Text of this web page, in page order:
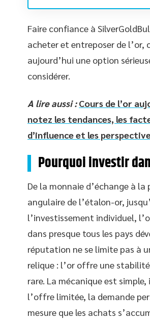
Faire confiance à
acheter et entreposer de l’or,
aujourd’hui une option
considérer.
A lire aussi : Cours de l’or
notez les tendances, les
d’influence et les
Pourquoi investir
De la monnaie d’échange à la
angulaire de l’étalon-or,
l’investissement individuel,
dans presque tous les pays
réputation ne se limite pas à
relique : l’or offre une
rare. La mécanique est simple,
l’offre limitée, la demande
mesure que les achats